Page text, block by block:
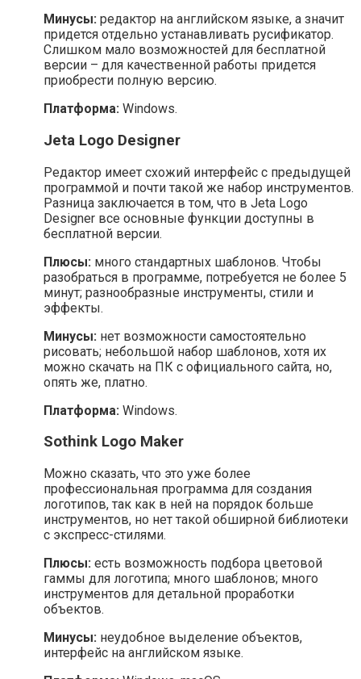
Минусы: редактор на английском языке, а значит
придется отдельно устанавливать русификатор.
Слишком мало возможностей для бесплатной
версии – для качественной работы придется
приобрести полную версию.
Платформа: Windows.
Jeta Logo Designer
Редактор имеет схожий интерфейс с предыдущей
программой и почти такой же набор инструментов.
Разница заключается в том, что в Jeta Logo
Designer все основные функции доступны в
бесплатной версии.
Плюсы: много стандартных шаблонов. Чтобы
разобраться в программе, потребуется не более 5
минут; разнообразные инструменты, стили и
эффекты.
Минусы: нет возможности самостоятельно
рисовать; небольшой набор шаблонов, хотя их
можно скачать на ПК с официального сайта, но,
опять же, платно.
Платформа: Windows.
Sothink Logo Maker
Можно сказать, что это уже более
профессиональная программа для создания
логотипов, так как в ней на порядок больше
инструментов, но нет такой обширной библиотеки
с экспресс-стилями.
Плюсы: есть возможность подбора цветовой
гаммы для логотипа; много шаблонов; много
инструментов для детальной проработки
объектов.
Минусы: неудобное выделение объектов,
интерфейс на английском языке.